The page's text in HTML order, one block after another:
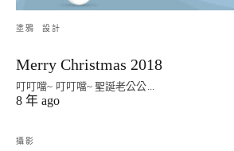
塗鴉 設計
Merry Christmas 2018
叮叮噹~ 叮叮噹~ 聖誕老公公...
8 年 ago
攝影